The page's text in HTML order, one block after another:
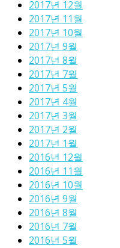
2017년 12월
2017년 11월
2017년 10월
2017년 9월
2017년 8월
2017년 7월
2017년 5월
2017년 4월
2017년 3월
2017년 2월
2017년 1월
2016년 12월
2016년 11월
2016년 10월
2016년 9월
2016년 8월
2016년 7월
2016년 5월